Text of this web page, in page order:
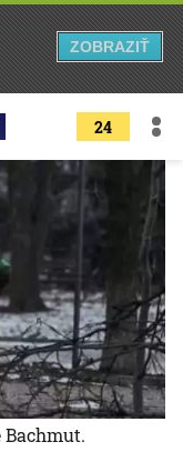
24
ZOBRAZIŤ